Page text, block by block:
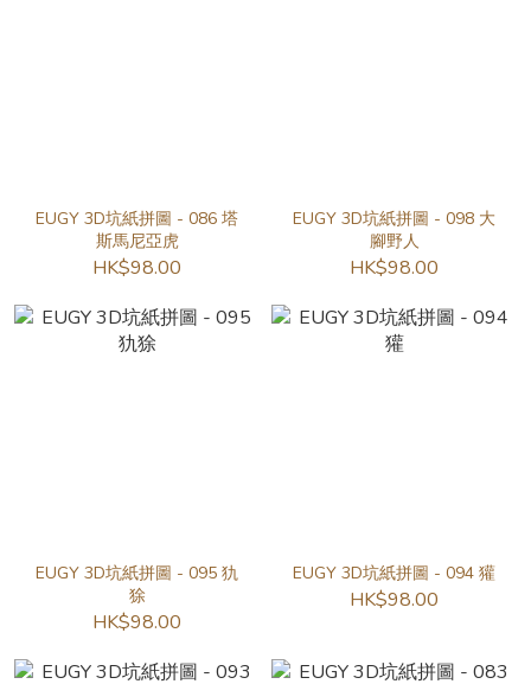
EUGY 3D坑紙拼圖 - 086 塔
斯馬尼亞虎
HK$98.00
EUGY 3D坑紙拼圖 - 098 大
腳野人
HK$98.00
EUGY 3D坑紙拼圖 - 095 犰
狳
HK$98.00
EUGY 3D坑紙拼圖 - 094 獾
HK$98.00